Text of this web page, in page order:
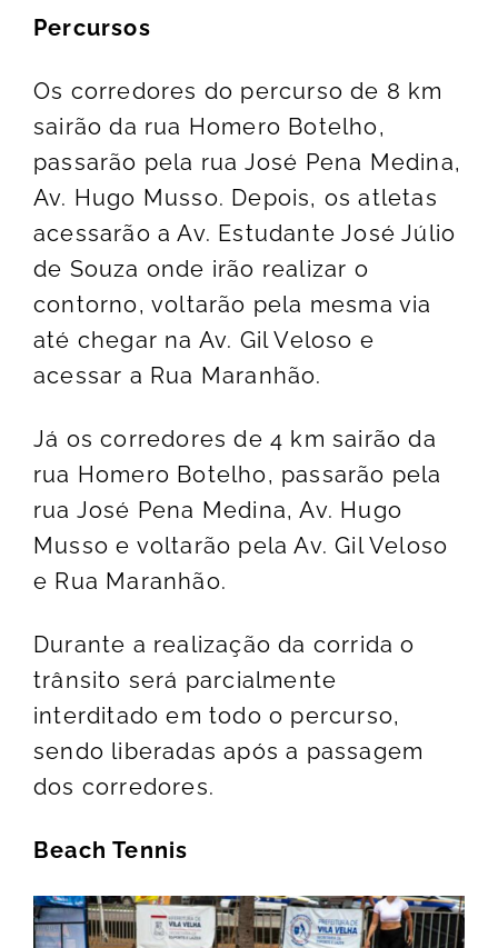
Percursos
Os corredores do percurso de 8 km
sairão da rua Homero Botelho,
passarão pela rua José Pena Medina,
Av. Hugo Musso. Depois, os atletas
acessarão a Av. Estudante José Júlio
de Souza onde irão realizar o
contorno, voltarão pela mesma via
até chegar na Av. Gil Veloso e
acessar a Rua Maranhão.
Já os corredores de 4 km sairão da
rua Homero Botelho, passarão pela
rua José Pena Medina, Av. Hugo
Musso e voltarão pela Av. Gil Veloso
e Rua Maranhão.
Durante a realização da corrida o
trânsito será parcialmente
interditado em todo o percurso,
sendo liberadas após a passagem
dos corredores.
Beach Tennis